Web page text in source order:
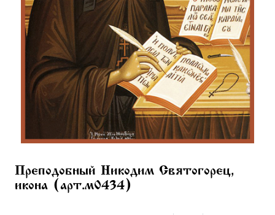
Преподобный Никодим Святогорец,
икона (арт.м0434)